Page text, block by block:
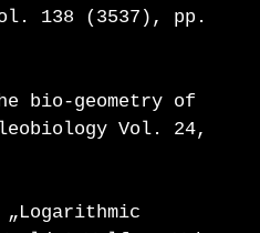
138 (3537), pp.
bio-geometry of
Vol. 24,